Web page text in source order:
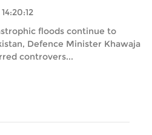
floods continue to
Defence Minister Khawaja
controvers...